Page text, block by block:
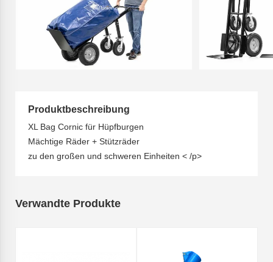
Produktbeschreibung
XL Bag Cornic für Hüpfburgen
Mächtige Räder + Stützräder
zu den großen und schweren Einheiten < /p>
Verwandte Produkte